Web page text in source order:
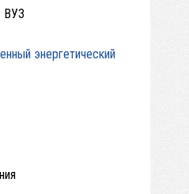
ВУЗ
энергетический